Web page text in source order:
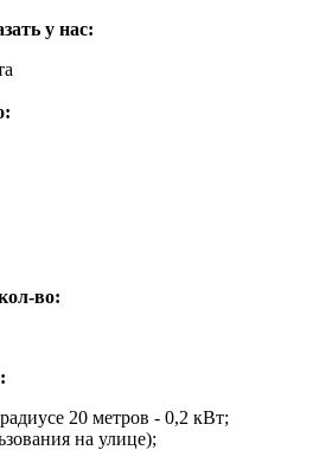
у нас:
во:
20 метров - 0,2 кВт;
на улице);